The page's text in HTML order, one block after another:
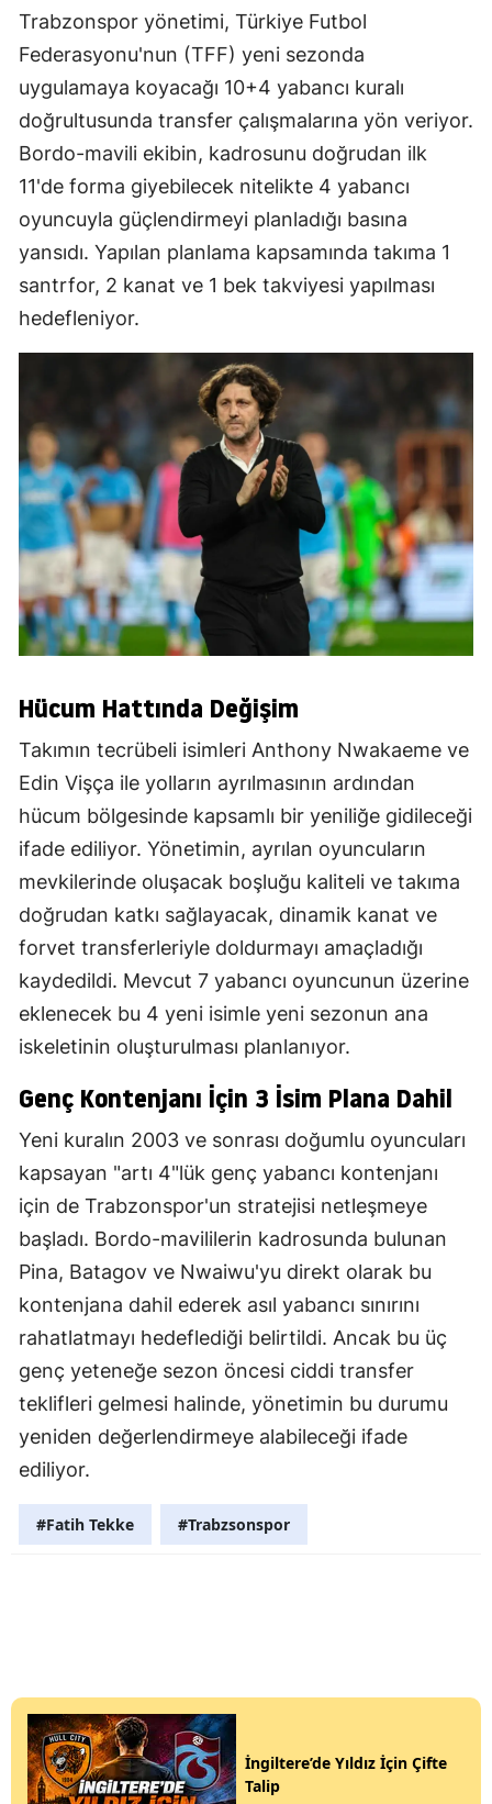
Trabzonspor yönetimi, Türkiye Futbol
Federasyonu'nun (TFF) yeni sezonda
uygulamaya koyacağı 10+4 yabancı kuralı
doğrultusunda transfer çalışmalarına yön veriyor.
Bordo-mavili ekibin, kadrosunu doğrudan ilk
11'de forma giyebilecek nitelikte 4 yabancı
oyuncuyla güçlendirmeyi planladığı basına
yansıdı. Yapılan planlama kapsamında takıma 1
santrfor, 2 kanat ve 1 bek takviyesi yapılması
hedefleniyor.
Hücum Hattında Değişim
Takımın tecrübeli isimleri Anthony Nwakaeme ve
Edin Vişça ile yolların ayrılmasının ardından
hücum bölgesinde kapsamlı bir yeniliğe gidileceği
ifade ediliyor. Yönetimin, ayrılan oyuncuların
mevkilerinde oluşacak boşluğu kaliteli ve takıma
doğrudan katkı sağlayacak, dinamik kanat ve
forvet transferleriyle doldurmayı amaçladığı
kaydedildi. Mevcut 7 yabancı oyuncunun üzerine
eklenecek bu 4 yeni isimle yeni sezonun ana
iskeletinin oluşturulması planlanıyor.
Genç Kontenjanı İçin 3 İsim Plana Dahil
Yeni kuralın 2003 ve sonrası doğumlu oyuncuları
kapsayan "artı 4"lük genç yabancı kontenjanı
için de Trabzonspor'un stratejisi netleşmeye
başladı. Bordo-mavililerin kadrosunda bulunan
Pina, Batagov ve Nwaiwu'yu direkt olarak bu
kontenjana dahil ederek asıl yabancı sınırını
rahatlatmayı hedeflediği belirtildi. Ancak bu üç
genç yeteneğe sezon öncesi ciddi transfer
teklifleri gelmesi halinde, yönetimin bu durumu
yeniden değerlendirmeye alabileceği ifade
ediliyor.
#Fatih Tekke #Trabzsonspor
İngiltere’de Yıldız İçin Çifte
Talip